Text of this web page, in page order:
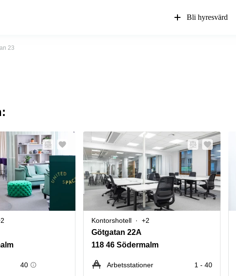
Bli hyresvärd
23
40
Kontorshotell +2
Götgatan 22A
118 46 Södermalm
Arbetsstationer
1 - 40